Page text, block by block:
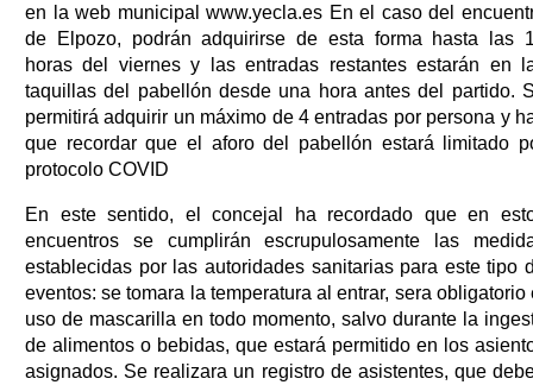
en la web municipal www.yecla.es En el caso del
de Elpozo, podrán adquirirse de esta forma hasta las
horas del viernes y las entradas restantes estarán en
taquillas del pabellón desde una hora antes del partido.
permitirá adquirir un máximo de 4 entradas por persona y
que recordar que el aforo del pabellón estará limitado
protocolo COVID
En este sentido, el concejal ha recordado que en
encuentros se cumplirán escrupulosamente las
establecidas por las autoridades sanitarias para este tipo
eventos: se tomara la temperatura al entrar, sera obligatorio
uso de mascarilla en todo momento, salvo durante la
de alimentos o bebidas, que estará permitido en los
asignados. Se realizara un registro de asistentes, que